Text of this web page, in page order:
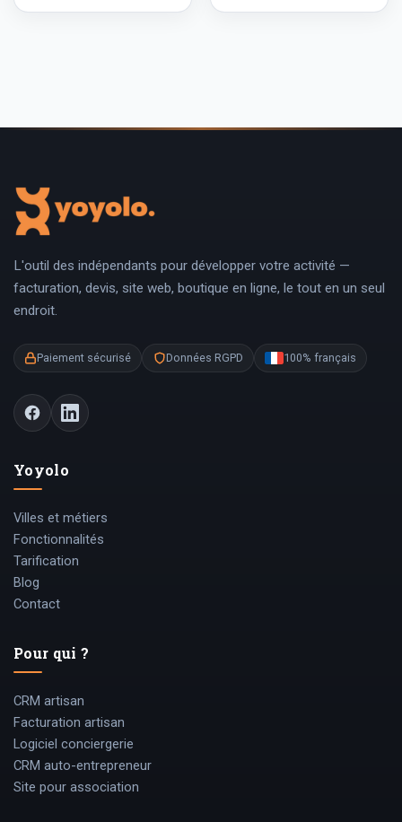
L'outil des indépendants pour développer votre activité —
facturation, devis, site web, boutique en ligne, le tout en un seul
endroit.
Paiement sécurisé Données RGPD 100% français
Yoyolo
Villes et métiers
Fonctionnalités
Tarification
Blog
Contact
Pour qui ?
CRM artisan
Facturation artisan
Logiciel conciergerie
CRM auto-entrepreneur
Site pour association